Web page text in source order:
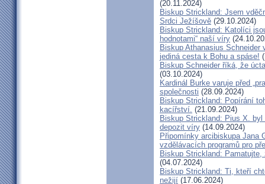
(20.11.2024)
Biskup Strickland: Jsem
Srdci Ježíšově (29.10.2024)
Biskup Strickland: Katolíci
hodnotami“ naší víry
Biskup Athanasius
jediná cesta k Bohu a spáse!
Biskup Schneider říká, že
(03.10.2024)
Kardinál Burke varuje před
společnosti (28.09.2024)
Biskup Strickland: Popírání
kacířství. (21.09.2024)
Biskup Strickland: Pius X.
depozit víry (14.09.2024)
Připomínky arcibiskupa Jana
vzdělávacích programů pro
Biskup Strickland:
(04.07.2024)
Biskup Strickland: Ti, kteří
nežijí (17.06.2024)